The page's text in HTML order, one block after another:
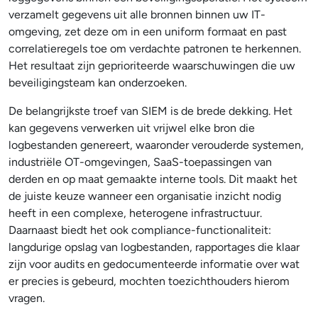
verzamelt gegevens uit alle bronnen binnen uw IT-
omgeving, zet deze om in een uniform formaat en past
correlatieregels toe om verdachte patronen te herkennen.
Het resultaat zijn geprioriteerde waarschuwingen die uw
beveiligingsteam kan onderzoeken.
De belangrijkste troef van SIEM is de brede dekking. Het
kan gegevens verwerken uit vrijwel elke bron die
logbestanden genereert, waaronder verouderde systemen,
industriële OT-omgevingen, SaaS-toepassingen van
derden en op maat gemaakte interne tools. Dit maakt het
de juiste keuze wanneer een organisatie inzicht nodig
heeft in een complexe, heterogene infrastructuur.
Daarnaast biedt het ook compliance-functionaliteit:
langdurige opslag van logbestanden, rapportages die klaar
zijn voor audits en gedocumenteerde informatie over wat
er precies is gebeurd, mochten toezichthouders hierom
vragen.